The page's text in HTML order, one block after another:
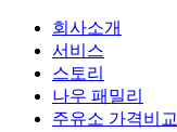
회사소개
서비스
스토리
나우 패밀리
주유소 가격비교